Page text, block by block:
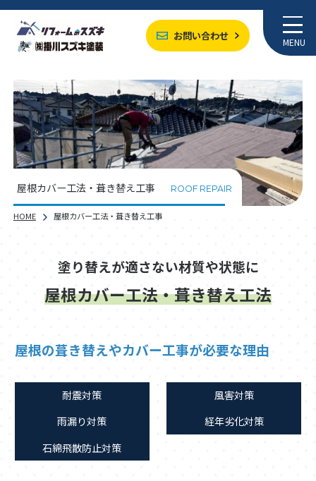
お問い合わせ MENU
屋根カバー工法・葺き替え工事 ROOF REPAIR
HOME 屋根カバー工法・葺き替え工事
塗り替えが適さない材質や状態に
屋根カバー工法・葺き替え工法
屋根の葺き替えやカバー工事が必要な理由
耐震対策
風害対策
雨漏り対策
経年劣化対策
石綿飛散防止対策